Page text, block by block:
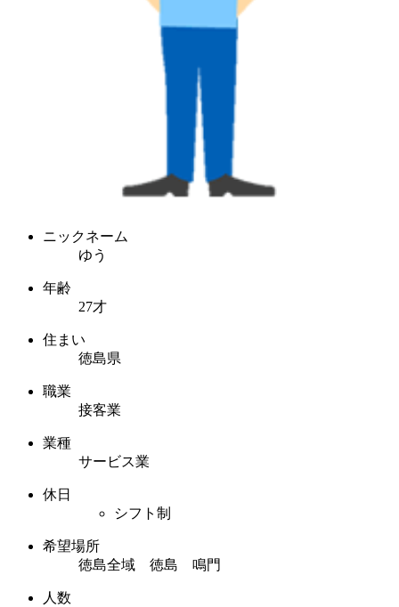
ニックネーム
ゆう
年齢
27才
住まい
徳島県
職業
接客業
業種
サービス業
休日
シフト制
希望場所
徳島全域 徳島 鳴門
人数